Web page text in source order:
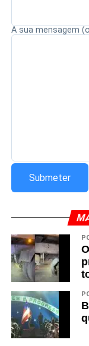
A sua mensagem